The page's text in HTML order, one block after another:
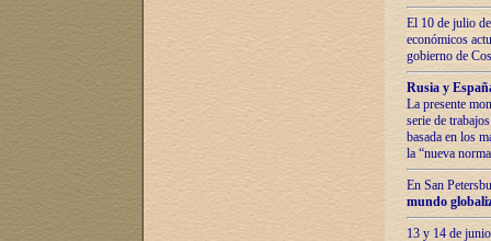
El 10 de julio
económicos
gobierno de
Rusia y
La presente
serie de
basada en los
la “nueva
En San
mundo
13 y 14 de